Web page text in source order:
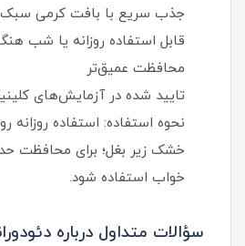
جذب سریع با بافت کرمی سبک
قابل استفاده روزانه یا شب
محافظت عمیق‌تر
تایید شده در آزمایش‌های
نحوه استفاده: استفاده
خشک زیر بغل؛ برای محافظت
خواب استفاده شود.
سؤالات متداول درباره